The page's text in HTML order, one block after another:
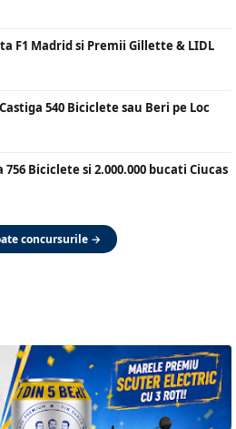
F1 Madrid si Premii Gillette & LIDL
540 Biciclete sau Beri pe Loc
756 Biciclete si 2.000.000 bucati Ciucas
concursurile →